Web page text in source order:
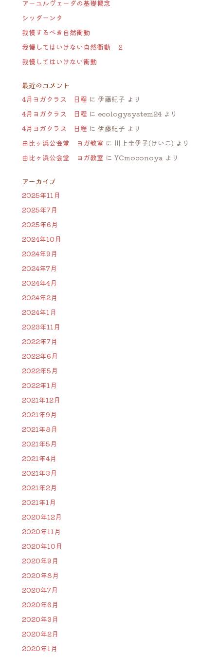
アーユルヴェーダの基礎概念
シッダーンタ
我慢するべき自然衝動
我慢してはいけない自然衝動 ２
我慢してはいけない衝動
最近のコメント
4月ヨガクラス 日程 に 伊藤紀子 より
4月ヨガクラス 日程 に ecologysystem24より
4月ヨガクラス 日程 に 伊藤紀子 より
由比ヶ浜公会堂 ヨガ教室 に 川上圭伊子(けいこ) より
由比ヶ浜公会堂 ヨガ教室 に YCmoconoya より
アーカイブ
2025年11月
2025年7月
2025年6月
2024年10月
2024年9月
2024年7月
2024年4月
2024年2月
2024年1月
2023年11月
2022年7月
2022年6月
2022年5月
2022年1月
2021年12月
2021年9月
2021年8月
2021年5月
2021年4月
2021年3月
2021年2月
2021年1月
2020年12月
2020年11月
2020年10月
2020年9月
2020年8月
2020年7月
2020年6月
2020年3月
2020年2月
2020年1月